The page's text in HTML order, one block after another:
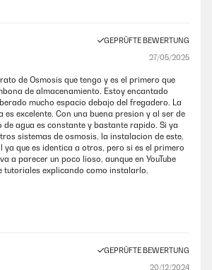
GEPRÜFTE BEWERTUNG
einwandfrei und die Qualität des Wassers
Die Lieferung war schnell und das Gerät war gut
war sehr hilfsbereit und freundlich.Obwohl das
ich eine Schall- und Vibrationsisolierung
ist es sehr empfehlenswert für jeden,
Wasser schätzt.
Motor. Ungefiltert ca 200, gefiltert 035. Negativ
, die Bedeutungen musste ich hin und her
GEPRÜFTE BEWERTUNG
27/05/2025
de Osmosis que tengo y es el primero que
de almacenamiento. Estoy encantado
mucho espacio debajo del fregadero. La
es excelente. Con una buena presion y al ser de
de agua es constante y bastante rapido. Si ya
sistemas de osmosis, la instalacion de este,
ya que es identica a otros, pero si es el primero
a parecer un poco lioso, aunque en YouTube
tutoriales explicando como instalarlo.
GEPRÜFTE BEWERTUNG
20/12/2024